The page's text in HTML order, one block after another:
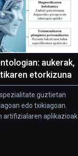
aukerak,
etorkizuna
guztietan
edo txikiagoan.
artifizialaren aplikazioak